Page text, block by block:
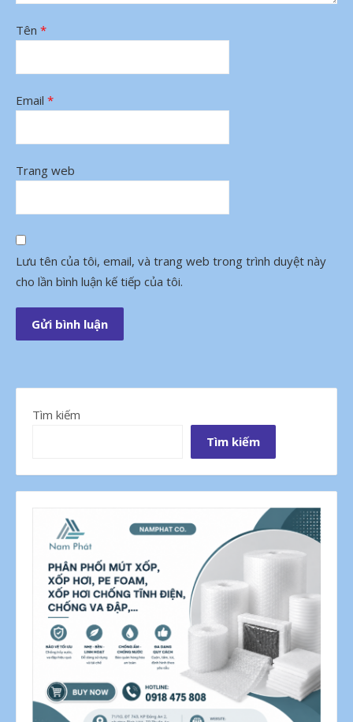
Tên *
Email *
Trang web
Lưu tên của tôi, email, và trang web trong trình duyệt này
cho lần bình luận kế tiếp của tôi.
Tìm kiếm
Tìm kiếm